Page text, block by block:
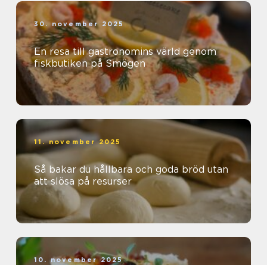
30. november 2025
En resa till gastronomins värld genom
fiskbutiken på Smögen
11. november 2025
Så bakar du hållbara och goda bröd utan
att slösa på resurser
10. november 2025